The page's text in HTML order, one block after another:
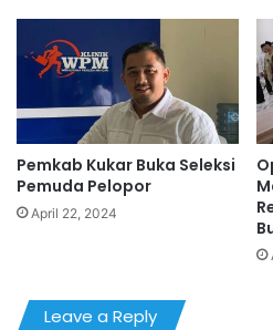
Pemkab Kukar Buka Seleksi
Pemuda Pelopor
April 22, 2024
Leave a Reply